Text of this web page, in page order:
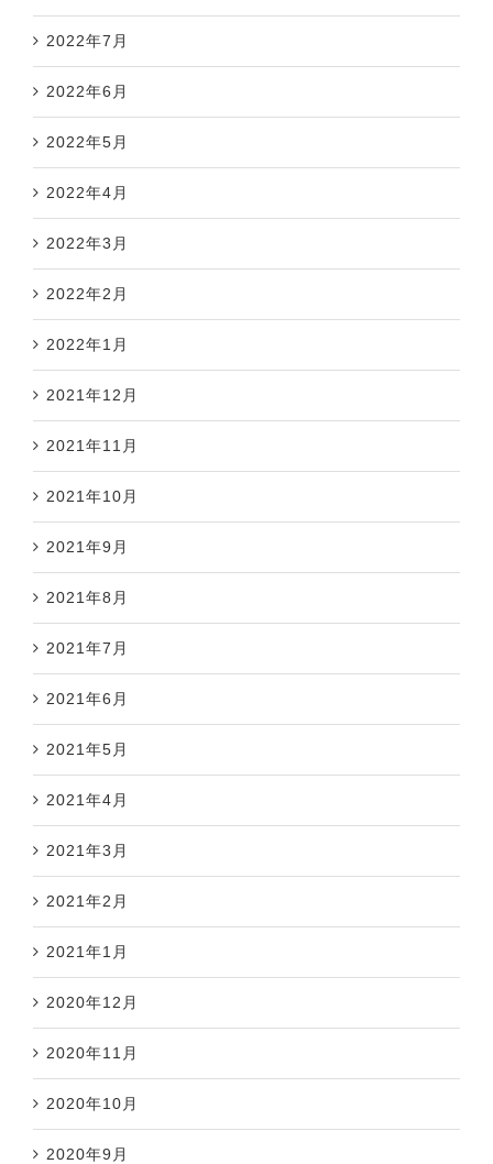
2022年7月
2022年6月
2022年5月
2022年4月
2022年3月
2022年2月
2022年1月
2021年12月
2021年11月
2021年10月
2021年9月
2021年8月
2021年7月
2021年6月
2021年5月
2021年4月
2021年3月
2021年2月
2021年1月
2020年12月
2020年11月
2020年10月
2020年9月